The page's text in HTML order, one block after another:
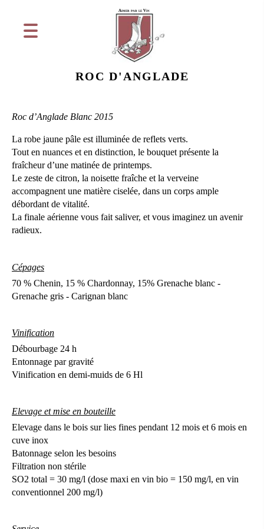
Aimer par le Vin
ROC D'ANGLADE
Roc d’Anglade Blanc 2015
La robe jaune pâle est illuminée de reflets verts.
Tout en nuances et en distinction, le bouquet présente la
fraîcheur d’une matinée de printemps.
Le zeste de citron, la noisette fraîche et la verveine
accompagnent une matière ciselée, dans un corps ample
débordant de vitalité.
La finale aérienne vous fait saliver, et vous imaginez un avenir
radieux.
Cépages
70 % Chenin, 15 % Chardonnay, 15% Grenache blanc -
Grenache gris - Carignan blanc
Vinification
Débourbage 24 h
Entonnage par gravité
Vinification en demi-muids de 6 Hl
Elevage et mise en bouteille
Elevage dans le bois sur lies fines pendant 12 mois et 6 mois en
cuve inox
Batonnage selon les besoins
Filtration non stérile
SO2 total = 30 mg/l (dose maxi en vin bio = 150 mg/l, en vin
conventionnel 200 mg/l)